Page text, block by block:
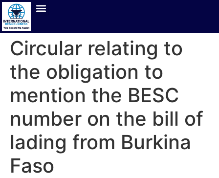
Circular relating to
the obligation to
mention the BESC
number on the bill of
lading from Burkina
Faso